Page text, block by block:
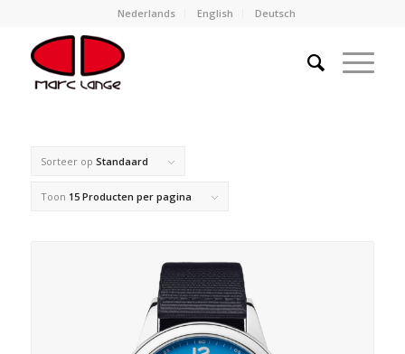
Nederlands English Deutsch
Sorteer op Standaard
Toon 15 Producten per pagina